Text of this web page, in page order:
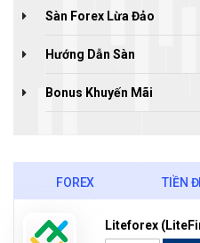
Sàn Forex Lừa Đảo
Hướng Dẫn Sàn
Bonus Khuyến Mãi
FOREX TIỀN
Liteforex